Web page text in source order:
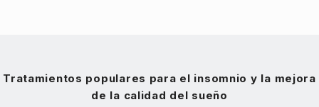
Tratamientos populares para el insomnio y la mejora
de la calidad del sueño